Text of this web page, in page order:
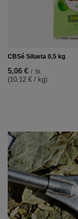
CBSé Silueta 0,5 kg
5,06 € / St.
(10,12 € / kg)